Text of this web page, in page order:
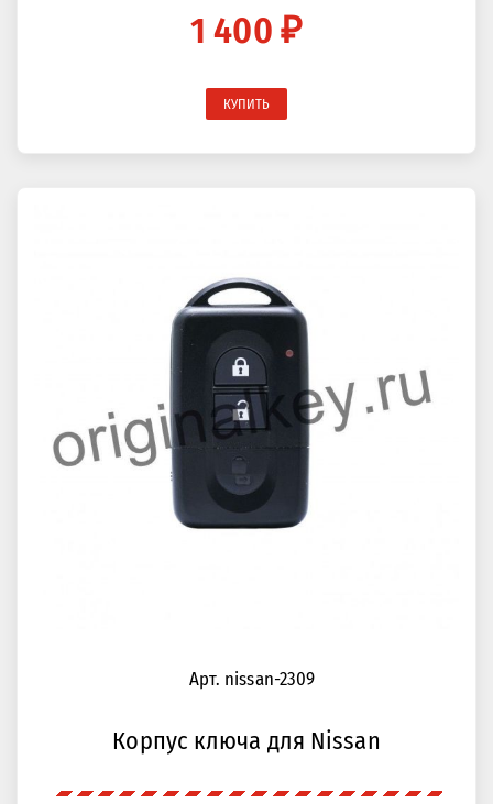
1 400 ₽
КУПИТЬ
Арт. nissan-2309
Корпус ключа для Nissan